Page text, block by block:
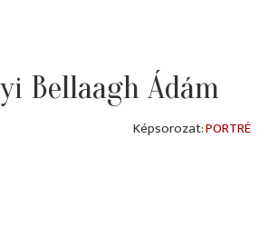
Bellaagh Ádám
PORTRÉ